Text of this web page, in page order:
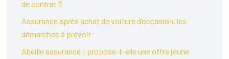
de contrat ?
Assurance après achat de voiture d’occasion, les
démarches à prévoir
Abeille assurance : propose-t-elle une offre jeune